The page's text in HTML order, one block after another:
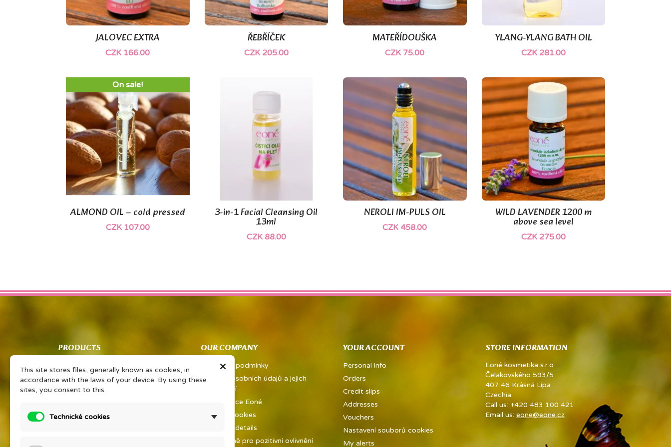
JALOVEC EXTRA
CZK 166.00
Quick view ŘEBŘÍČEK
CZK 205.00
Quick view MATEŘÍDOUŠKA
CZK 75.00
Quick view YLANG-YLANG BATH OIL
CZK 281.00
Quick view
ALMOND OIL – cold pressed
CZK 107.00
On sale!
Quick view 3-in-1 Facial Cleansing Oil
13ml
CZK 88.00
Quick view NEROLI IM-PULS OIL
CZK 458.00
Quick view WILD LAVENDER 1200 m
above sea level
CZK 275.00
Quick view
PRODUCTS
Co znamená PSP?
Vaše sdílené zkušenosti Vám získají
slevu na oblíbený výrobek
Prohlášením o KP
OUR COMPANY
Obchodní podmínky
Ochrana osobních údajů a jejich
zpracování
O kosmetice Eoné
Detailed cookies
Company details
KURZ Vůně pro pozitivní ovlivnění
YOUR ACCOUNT
Personal info
Orders
Credit slips
Addresses
Vouchers
Nastavení souborů cookies
My alerts
STORE INFORMATION
Eoné kosmetika s.r.o
Čelakovského 593/5
407 46 Krásná Lípa
Czechia
Call us: +420 483 100 421
Email us: eone@eone.cz
×
This site stores files, generally known as cookies, in
accordance with the laws of your device. By using these
sites, you consent to this.
Technické cookies